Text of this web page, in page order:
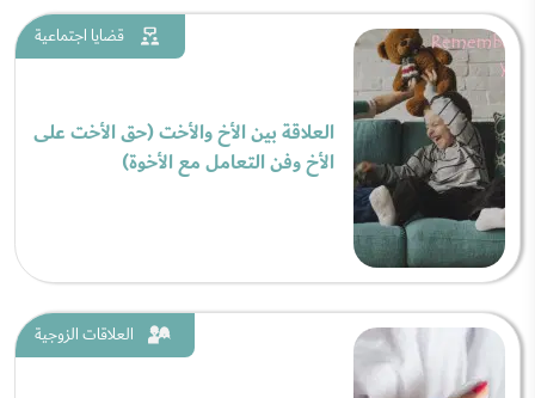
قضايا اجتماعية
العلاقة بين الأخ والأخت (حق الأخت على
الأخ وفن التعامل مع الأخوة)
العلاقات الزوجية